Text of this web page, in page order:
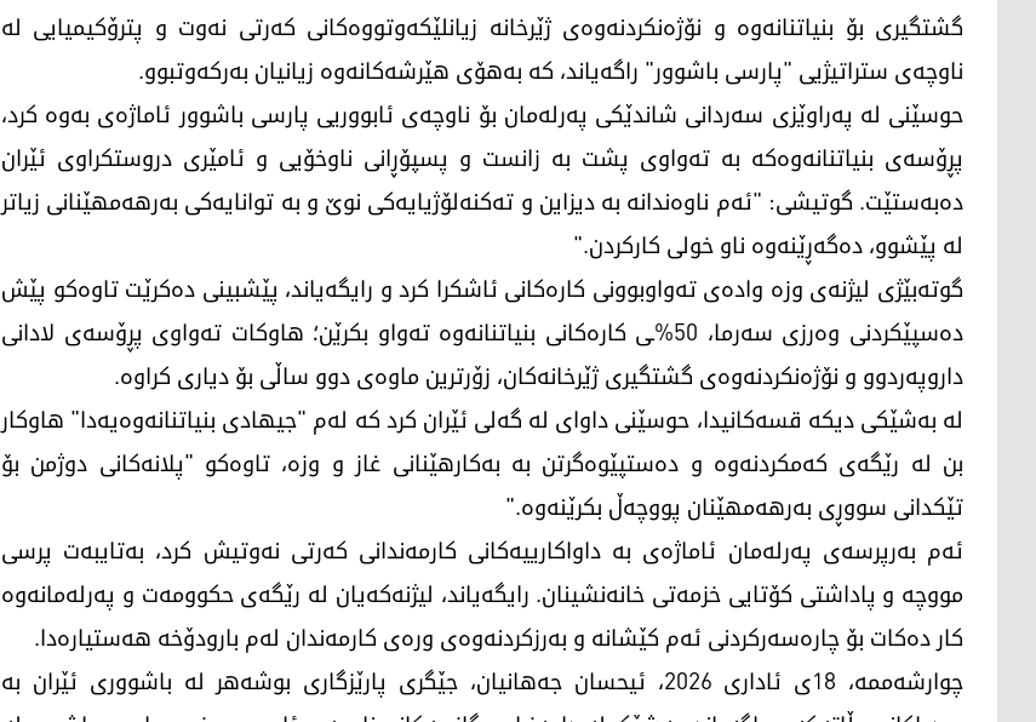
گشتگیری بۆ بنیاتنانەوە و نۆژەنکردنەوەی ژێرخانە زیانلێکەوتووەکانی کەرتی نەوت و پترۆکیمیایی لە
ناوچەی ستراتیژیی "پارسی باشوور" راگەیاند، کە بەهۆی هێرشەکانەوە زیانیان بەرکەوتبوو.
حوسێنی لە پەراوێزی سەردانی شاندێکی پەرلەمان بۆ ناوچەی ئابووریی پارسی باشوور ئاماژەی بەوە کرد،
پڕۆسەی بنیاتنانەوەکە بە تەواوی پشت بە زانست و پسپۆڕانی ناوخۆیی و ئامێری دروستکراوی ئێران
دەبەستێت. گوتیشی: "ئەم ناوەندانە بە دیزاین و تەکنەلۆژیایەکی نوێ و بە توانایەکی بەرهەمهێنانی زیاتر
لە پێشوو، دەگەڕێنەوە ناو خولی کارکردن."
گوتەبێژی لیژنەی وزە وادەی تەواوبوونی کارەکانی ئاشکرا کرد و رایگەیاند، پێشبینی دەکرێت تاوەکو پێش
دەسپێکردنی وەرزی سەرما، 50%ـی کارەکانی بنیاتنانەوە تەواو بکرێن؛ هاوکات تەواوی پڕۆسەی لادانی
داروپەردوو و نۆژەنکردنەوەی گشتگیری ژێرخانەکان، زۆرترین ماوەی دوو ساڵی بۆ دیاری کراوە.
لە بەشێکی دیکە قسەکانیدا، حوسێنی داوای لە گەلی ئێران کرد کە لەم "جیهادی بنیاتنانەوەیەدا" هاوکار
بن لە رێگەی کەمکردنەوە و دەستپێوەگرتن بە بەکارهێنانی غاز و وزە، تاوەکو "پلانەکانی دوژمن بۆ
تێکدانی سووڕی بەرهەمهێنان پووچەڵ بکرێنەوە."
ئەم بەرپرسەی پەرلەمان ئاماژەی بە داواکارییەکانی کارمەندانی کەرتی نەوتیش کرد، بەتایبەت پرسی
مووچە و پاداشتی کۆتایی خزمەتی خانەنشینان. رایگەیاند، لیژنەکەیان لە رێگەی حکوومەت و پەرلەمانەوە
کار دەکات بۆ چارەسەرکردنی ئەم کێشانە و بەرزکردنەوەی ورەی کارمەندان لەم بارودۆخە هەستیارەدا.
چوارشەممە، 18ی ئاداری 2026، ئیحسان جەهانیان، جێگری پارێزگاری بوشەهر لە باشووری ئێران بە